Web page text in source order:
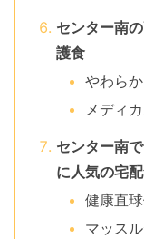
センター南
護食
やわら
メディ
センター南
に人気の宅
健康直
マッス